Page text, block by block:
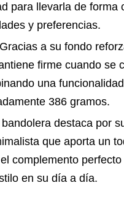
para llevarla de forma
y preferencias.
a su fondo
firme cuando se
una
386 gramos.
destaca por
que aporta un
complemento
en su día a día.